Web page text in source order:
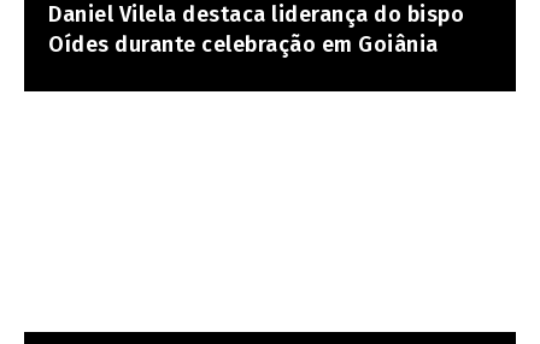
Daniel Vilela destaca liderança do bispo
Oídes durante celebração em Goiânia